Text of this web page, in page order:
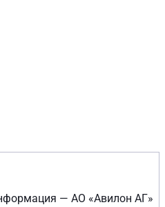
— АО «Авилон АГ»